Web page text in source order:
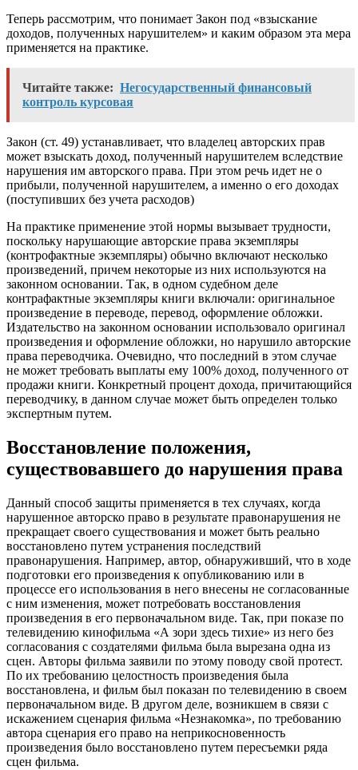
Теперь рассмотрим, что понимает Закон под «взыскание
доходов, полученных нарушителем» и каким образом эта мера
применяется на практике.
Читайте также: Негосударственный финансовый
контроль курсовая
Закон (ст. 49) устанавливает, что владелец авторских прав
может взыскать доход, полученный нарушителем вследствие
нарушения им авторского права. При этом речь идет не о
прибыли, полученной нарушителем, а именно о его доходах
(поступивших без учета расходов)
На практике применение этой нормы вызывает трудности,
поскольку нарушающие авторские права экземпляры
(контрофактные экземпляры) обычно включают несколько
произведений, причем некоторые из них используются на
законном основании. Так, в одном судебном деле
контрафактные экземпляры книги включали: оригинальное
произведение в переводе, перевод, оформление обложки.
Издательство на законном основании использовало оригинал
произведения и оформление обложки, но нарушило авторские
права переводчика. Очевидно, что последний в этом случае
не может требовать выплаты ему 100% доход, полученного от
продажи книги. Конкретный процент дохода, причитающийся
переводчику, в данном случае может быть определен только
экспертным путем.
Восстановление положения,
существовавшего до нарушения права
Данный способ защиты применяется в тех случаях, когда
нарушенное авторско право в результате правонарушения не
прекращает своего существования и может быть реально
восстановлено путем устранения последствий
правонарушения. Например, автор, обнаруживший, что в ходе
подготовки его произведения к опубликованию или в
процессе его использования в него внесены не согласованные
с ним изменения, может потребовать восстановления
произведения в его первоначальном виде. Так, при показе по
телевидению кинофильма «А зори здесь тихие» из него без
согласования с создателями фильма была вырезана одна из
сцен. Авторы фильма заявили по этому поводу свой протест.
По их требованию целостность произведения была
восстановлена, и фильм был показан по телевидению в своем
первоначальном виде. В другом деле, возникшем в связи с
искажением сценария фильма «Незнакомка», по требованию
автора сценария его право на неприкосновенность
произведения было восстановлено путем пересъемки ряда
сцен фильма.